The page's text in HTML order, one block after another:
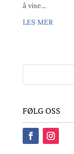
å vise...
LES MER
FØLG OSS